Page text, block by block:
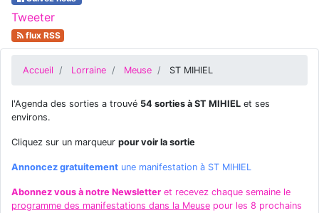
Tweeter
flux RSS
Accueil Lorraine Meuse ST MIHIEL
l'Agenda des sorties a trouvé 54 sorties à ST MIHIEL et ses
environs.
Cliquez sur un marqueur pour voir la sortie
Annoncez gratuitement une manifestation à ST MIHIEL
Abonnez vous à notre Newsletter et recevez chaque semaine le
programme des manifestations dans la Meuse pour les 8 prochains